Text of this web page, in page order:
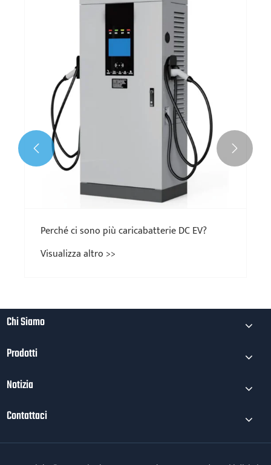
Quanto costa una pila di ricarica?
 
Chi Siamo
Prodotti
Notizia
Contattaci